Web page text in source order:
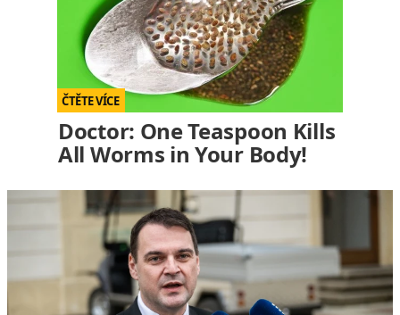
Doctor: One Teaspoon Kills
All Worms in Your Body!